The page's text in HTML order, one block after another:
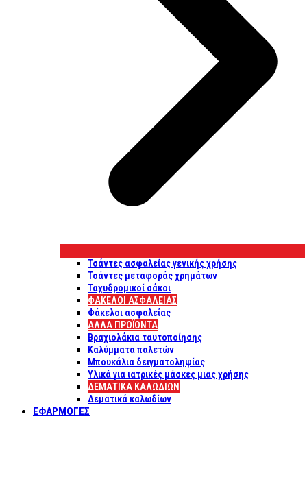
Τσάντες ασφαλείας γενικής χρήσης
Τσάντες μεταφοράς χρημάτων
Ταχυδρομικοί σάκοι
ΦΑΚΕΛΟΙ ΑΣΦΑΛΕΙΑΣ
Φάκελοι ασφαλείας
ΑΛΛΑ ΠΡΟΪΟΝΤΑ
Βραχιολάκια ταυτοποίησης
Καλύμματα παλετών
Μπουκάλια δειγματοληψίας
Υλικά για ιατρικές μάσκες μιας χρήσης
ΔΕΜΑΤΙΚΆ ΚΑΛΩΔΊΩΝ
Δεματικά καλωδίων
ΕΦΑΡΜΟΓΈΣ